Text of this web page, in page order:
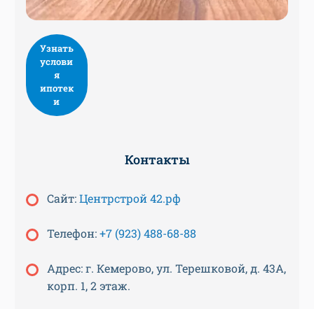
Узнать
услови
я
ипотек
и
Контакты
Сайт:Центрстрой 42.рф
Телефон:+7 (923) 488-68-88
Адрес: г. Кемерово, ул. Терешковой, д. 43А,
корп. 1, 2 этаж.